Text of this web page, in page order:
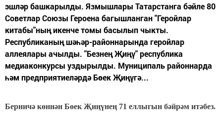
эшләр башкарылды. Язмышлары Татарстанга бәйле 80
Советлар Союзы Героена багышланган "Геройлар
китабы"ның икенче томы басылып чыкты.
Республиканың шәһәр-районнарында геройлар
аллеялары ачылды. "Безнең Җиңү" республика
медиаконкурсы уздырылды. Муниципаль районнарда
һәм предприятиеләрдә Бөек Җиңүгә...
Берничә көннән Бөек Җиңүнең 71 еллыгын бәйрәм итәбез.